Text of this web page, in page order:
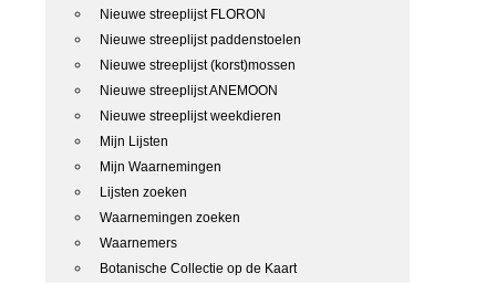
Nieuwe streeplijst FLORON
Nieuwe streeplijst paddenstoelen
Nieuwe streeplijst (korst)mossen
Nieuwe streeplijst ANEMOON
Nieuwe streeplijst weekdieren
Mijn Lijsten
Mijn Waarnemingen
Lijsten zoeken
Waarnemingen zoeken
Waarnemers
Botanische Collectie op de Kaart